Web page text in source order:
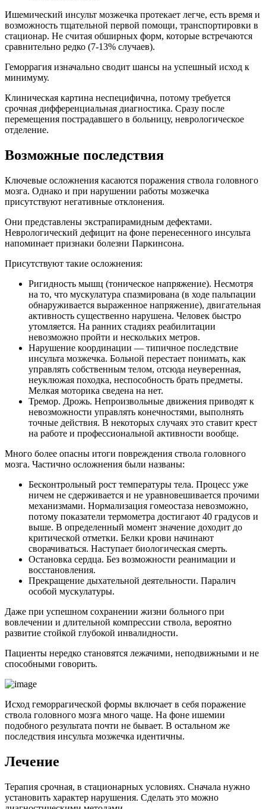
Ишемический инсульт мозжечка протекает легче, есть время и
возможность тщательной первой помощи, транспортировки в
стационар. Не считая обширных форм, которые встречаются
сравнительно редко (7-13% случаев).
Геморрагия изначально сводит шансы на успешный исход к
минимуму.
Клиническая картина неспецифична, потому требуется
срочная дифференциальная диагностика. Сразу после
перемещения пострадавшего в больницу, неврологическое
отделение.
Возможные последствия
Ключевые осложнения касаются поражения ствола головного
мозга. Однако и при нарушении работы мозжечка
присутствуют негативные отклонения.
Они представлены экстрапирамидным дефектами.
Неврологический дефицит на фоне перенесенного инсульта
напоминает признаки болезни Паркинсона.
Присутствуют такие осложнения:
Ригидность мышц (тоническое напряжение). Несмотря
на то, что мускулатура спазмирована (в ходе пальпации
обнаруживается выраженное напряжение), двигательная
активность существенно нарушена. Человек быстро
утомляется. На ранних стадиях реабилитации
невозможно пройти и нескольких метров.
Нарушение координации — типичное последствие
инсульта мозжечка. Больной перестает понимать, как
управлять собственным телом, отсюда неуверенная,
неуклюжая походка, неспособность брать предметы.
Мелкая моторика сведена на нет.
Тремор. Дрожь. Непроизвольные движения приводят к
невозможности управлять конечностями, выполнять
точные действия. В некоторых случаях это ставит крест
на работе и профессиональной активности вообще.
Много более опасны итоги повреждения ствола головного
мозга. Частично осложнения были названы:
Бесконтрольный рост температуры тела. Процесс уже
ничем не сдерживается и не уравновешивается прочими
механизмами. Нормализация гомеостаза невозможно,
потому показатели термометра достигают 40 градусов и
выше. В определенный момент значение доходит до
критической отметки. Белки крови начинают
сворачиваться. Наступает биологическая смерть.
Остановка сердца. Без возможности реанимации и
восстановления.
Прекращение дыхательной деятельности. Паралич
особой мускулатуры.
Даже при успешном сохранении жизни больного при
вовлечении и длительной компрессии ствола, вероятно
развитие стойкой глубокой инвалидности.
Пациенты нередко становятся лежачими, неподвижными и не
способными говорить.
Исход геморрагической формы включает в себя поражение
ствола головного мозга много чаще. На фоне ишемии
подобного результата почти не бывает. В остальном же
последствия инсульта мозжечка идентичны.
Лечение
Терапия срочная, в стационарных условиях. Сначала нужно
установить характер нарушения. Сделать это можно